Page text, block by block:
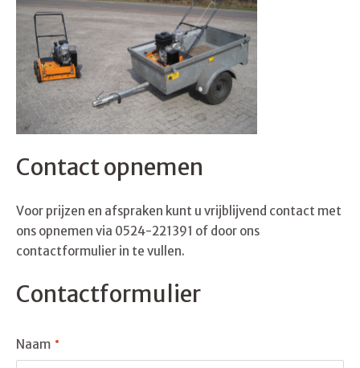
Contact opnemen
Voor prijzen en afspraken kunt u vrijblijvend contact met
ons opnemen via 0524-221391 of door ons
contactformulier in te vullen.
Contactformulier
Naam